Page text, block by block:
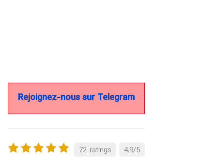
Rejoignez-nous sur Telegram
4.9/5
72 ratings